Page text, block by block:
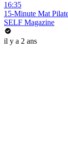
16:35
15-Minute Mat
SELF Magazine
il y a 2 ans